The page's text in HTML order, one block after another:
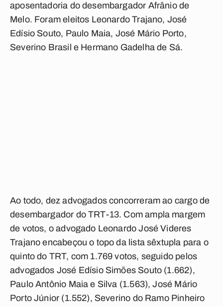
aposentadoria do desembargador Afrânio de
Melo. Foram eleitos Leonardo Trajano, José
Edísio Souto, Paulo Maia, José Mário Porto,
Severino Brasil e Hermano Gadelha de Sá.
Ao todo, dez advogados concorreram ao cargo de
desembargador do TRT-13. Com ampla margem
de votos, o advogado Leonardo José Videres
Trajano encabeçou o topo da lista sêxtupla para o
quinto do TRT, com 1.769 votos, seguido pelos
advogados José Edísio Simões Souto (1.662),
Paulo Antônio Maia e Silva (1.563), José Mário
Porto Júnior (1.552), Severino do Ramo Pinheiro